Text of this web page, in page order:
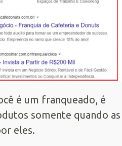
é um franqueado, é
somente quando as
eles.